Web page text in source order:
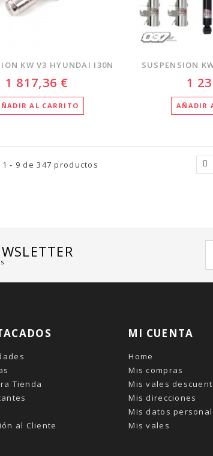
KW V3 HYUNDAI I30N
1 817,36 €
AL CARRITO
SUSPENSION
1
AÑADIR
- 9 de 347 productos
Tienda
al Cliente
MI CUENTA
Home
Mis compras
Mis vales
Mis direcciones
Mis datos
Mis vales